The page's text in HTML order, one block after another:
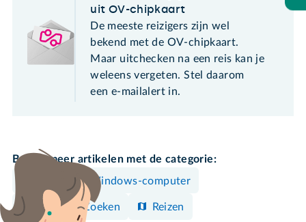
uit OV-chipkaart
De meeste reizigers zijn wel
bekend met de OV-chipkaart.
Maar uitchecken na een reis kan je
weleens vergeten. Stel daarom
een e-mailalert in.
Bekijk meer artikelen met de categorie:
Windows-computer
Surfen & Zoeken Reizen